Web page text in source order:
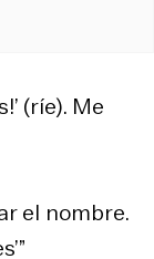
(ríe). Me
el nombre.